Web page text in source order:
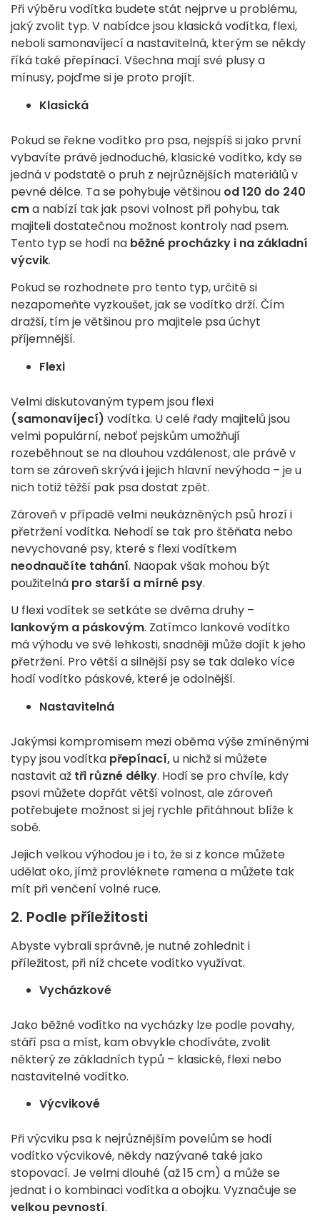
Při výběru vodítka budete stát nejprve u problému,
jaký zvolit typ. V nabídce jsou klasická vodítka, flexi,
neboli samonavíjecí a nastavitelná, kterým se někdy
říká také přepínací. Všechna mají své plusy a
mínusy, pojďme si je proto projít.
Klasická
Pokud se řekne vodítko pro psa, nejspíš si jako první
vybavíte právě jednoduché, klasické vodítko, kdy se
jedná v podstatě o pruh z nejrůznějších materiálů v
pevné délce. Ta se pohybuje většinou od 120 do 240
cma nabízí tak jak psovi volnost při pohybu, tak
majiteli dostatečnou možnost kontroly nad psem.
Tento typ se hodí na běžné procházky i na základní
výcvik.
Pokud se rozhodnete pro tento typ, určitě si
nezapomeňte vyzkoušet, jak se vodítko drží. Čím
dražší, tím je většinou pro majitele psa úchyt
příjemnější.
Flexi
Velmi diskutovaným typem jsou flexi
(samonavíjecí) vodítka. U celé řady majitelů jsou
velmi populární, neboť pejskům umožňují
rozeběhnout se na dlouhou vzdálenost, ale právě v
tom se zároveň skrývá i jejich hlavní nevýhoda – je u
nich totiž těžší pak psa dostat zpět.
Zároveň v případě velmi neukázněných psů hrozí i
přetržení vodítka. Nehodí se tak pro štěňata nebo
nevychované psy, které s flexi vodítkem
neodnaučíte tahání. Naopak však mohou být
použitelná pro starší a mírné psy.
U flexi vodítek se setkáte se dvěma druhy –
lankovým a páskovým. Zatímco lankové vodítko
má výhodu ve své lehkosti, snadněji může dojít k jeho
přetržení. Pro větší a silnější psy se tak daleko více
hodí vodítko páskové, které je odolnější.
Nastavitelná
Jakýmsi kompromisem mezi oběma výše zmíněnými
typy jsou vodítka přepínací,u nichž si můžete
nastavit až tři různé délky. Hodí se pro chvíle, kdy
psovi můžete dopřát větší volnost, ale zároveň
potřebujete možnost si jej rychle přitáhnout blíže k
sobě.
Jejich velkou výhodou je i to, že si z konce můžete
udělat oko, jímž provléknete ramena a můžete tak
mít při venčení volné ruce.
2. Podle příležitosti
Abyste vybrali správně, je nutné zohlednit i
příležitost, při níž chcete vodítko využívat.
Vycházkové
Jako běžné vodítko na vycházky lze podle povahy,
stáří psa a míst, kam obvykle chodíváte, zvolit
některý ze základních typů – klasické, flexi nebo
nastavitelné vodítko.
Výcvikové
Při výcviku psa k nejrůznějším povelům se hodí
vodítko výcvikové, někdy nazývané také jako
stopovací. Je velmi dlouhé (až 15 cm) a může se
jednat i o kombinaci vodítka a obojku. Vyznačuje se
velkou pevností.